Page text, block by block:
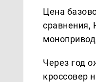
Цена
сравнения,
Через год
кроссовер